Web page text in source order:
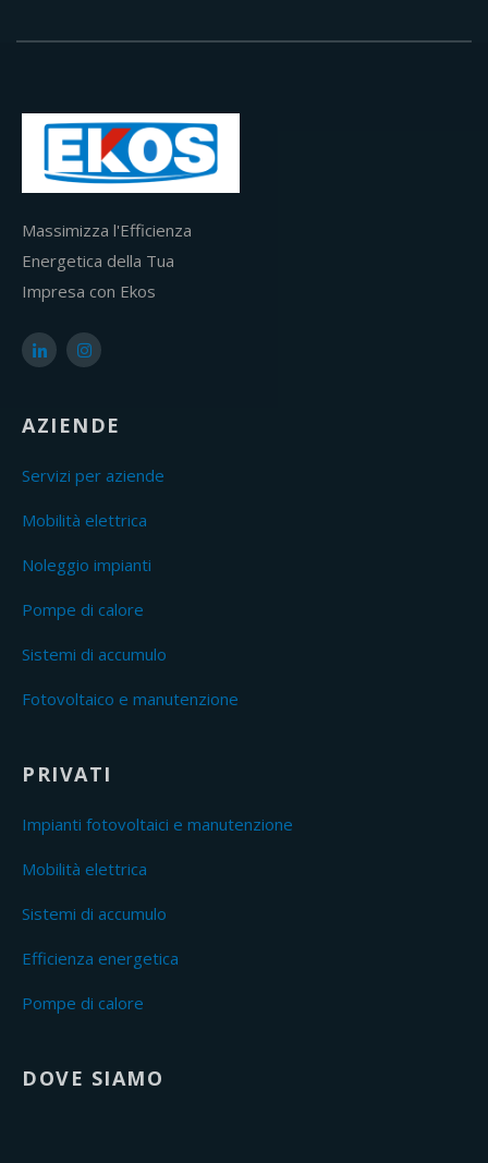
Massimizza l'Efficienza
Energetica della Tua
Impresa con Ekos
AZIENDE
Servizi per aziende
Mobilità elettrica
Noleggio impianti
Pompe di calore
Sistemi di accumulo
Fotovoltaico e manutenzione
PRIVATI
Impianti fotovoltaici e manutenzione
Mobilità elettrica
Sistemi di accumulo
Efficienza energetica
Pompe di calore
DOVE SIAMO